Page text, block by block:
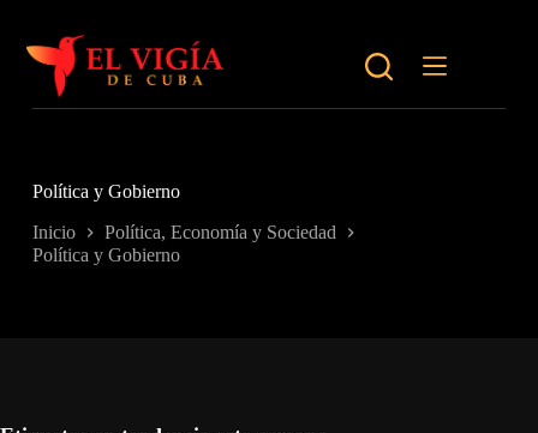
contenido
Política y Gobierno
Inicio
Política, Economía y Sociedad
Política y Gobierno